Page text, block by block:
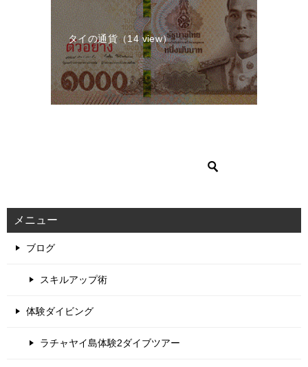
タイの通貨（14 view）
メニュー
ブログ
スキルアップ術
体験ダイビング
ラチャヤイ島体験2ダイブツアー